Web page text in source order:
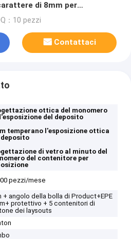
di 8mm per
del deposito
：10 pezzi
Contattaci
ottica del monomero
del deposito
temperano l'esposizione ottica
deposito
di vetro al minuto del
del contenitore per
pezzi/mese
+ angolo della bolla di Product+EPE
protettivo + 5 contenitori di
dei laysouts